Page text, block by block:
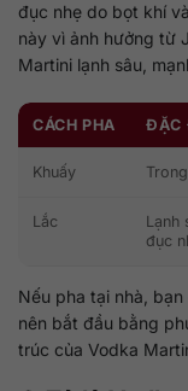
đục nhẹ do bọt khí
này vì ảnh hưởng từ
Martini lạnh sâu,
CÁCH PHA ĐẶC
Khuấy
Lắc
Lạnh
đục
Nếu pha tại nhà,
nên bắt đầu bằng
trúc của Vodka